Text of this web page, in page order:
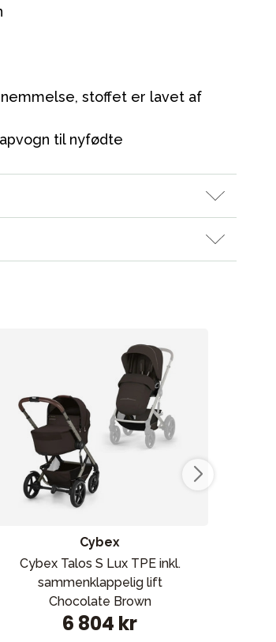
stoffet er lavet af
til nyfødte
Cybex
Cybex Talos S Lux TPE inkl.
sammenklappelig lift
Chocolate Brown
6 804 kr